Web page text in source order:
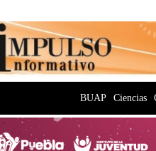
BUAP Ciencias